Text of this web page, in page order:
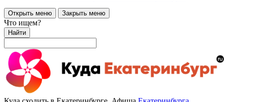
Открыть меню Закрыть меню
Что ищем?
Найти